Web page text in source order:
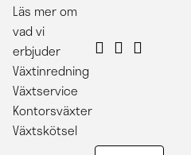
Läs mer om
vad vi
erbjuder
Växtinredning
Växtservice
Kontorsväxter
Växtskötsel